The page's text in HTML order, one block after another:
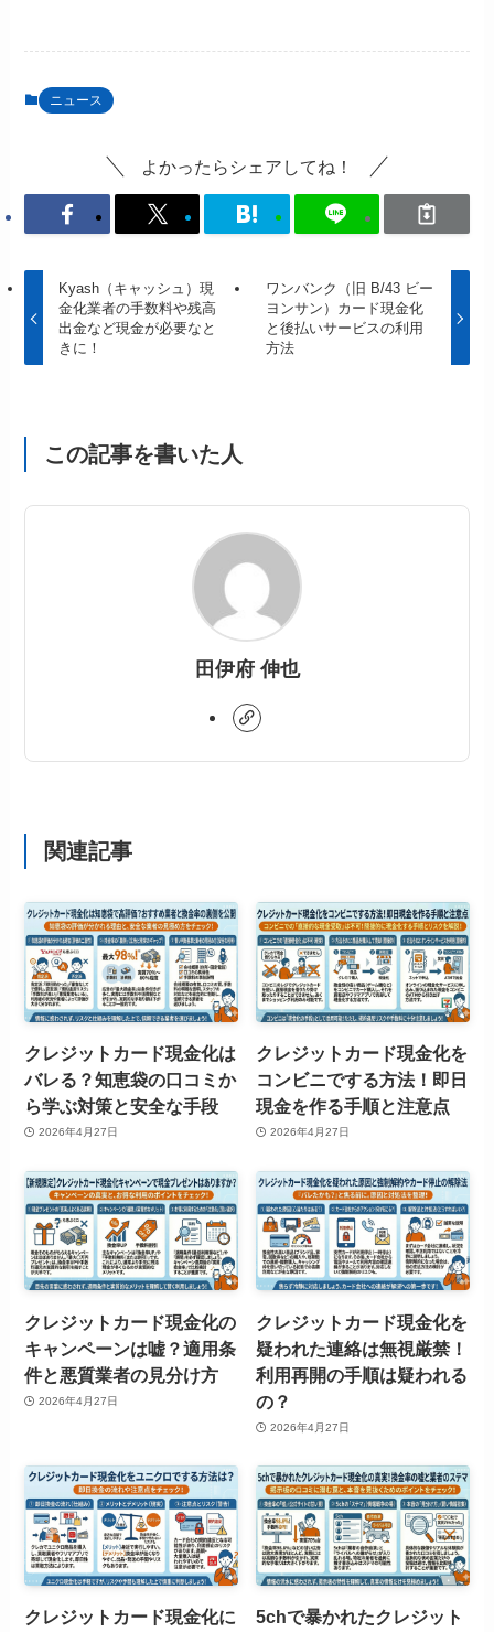
ニュース
よかったらシェアしてね！
Kyash（キャッシュ）現
金化業者の手数料や残高
出金など現金が必要なと
きに！
ワンバンク（旧 B/43 ビー
ヨンサン）カード現金化
と後払いサービスの利用
方法
この記事を書いた人
田伊府 伸也
関連記事
クレジットカード現金化は
バレる？知恵袋の口コミか
ら学ぶ対策と安全な手段
2026年4月27日
クレジットカード現金化を
コンビニでする方法！即日
現金を作る手順と注意点
2026年4月27日
クレジットカード現金化の
キャンペーンは嘘？適用条
件と悪質業者の見分け方
2026年4月27日
クレジットカード現金化を
疑われた連絡は無視厳禁！
利用再開の手順は疑われる
の？
2026年4月27日
クレジットカード現金化に
5chで暴かれたクレジット